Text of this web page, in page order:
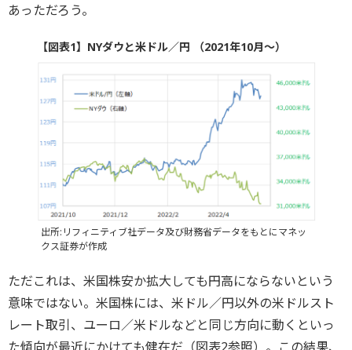
あっただろう。
【図表1】NYダウと米ドル／円 （2021年10月～）
出所:リフィニティブ社データ及び財務省データをもとにマネッ
クス証券が作成
ただこれは、米国株安か拡大しても円高にならないという
意味ではない。米国株には、米ドル／円以外の米ドルスト
レート取引、ユーロ／米ドルなどと同じ方向に動くといっ